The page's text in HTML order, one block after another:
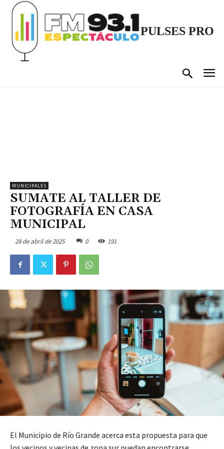
PULSES PRO
MUNICIPALES
SUMATE AL TALLER DE
FOTOGRAFÍA EN CASA
MUNICIPAL
28 de abril de 2025 0 191
El Municipio de Río Grande acerca esta propuesta para que